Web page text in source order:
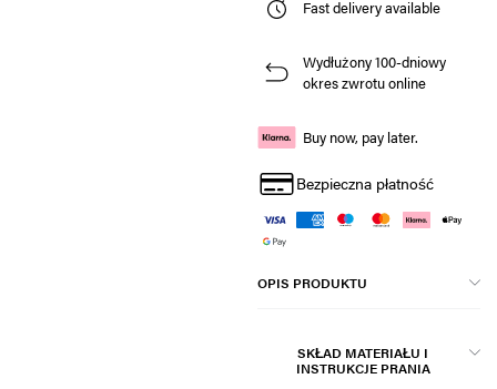
Fast delivery available
Wydłużony 100-dniowy
okres zwrotu online
Buy now, pay later.
Bezpieczna płatność
OPIS PRODUKTU
SKŁAD MATERIAŁU I
INSTRUKCJE PRANIA